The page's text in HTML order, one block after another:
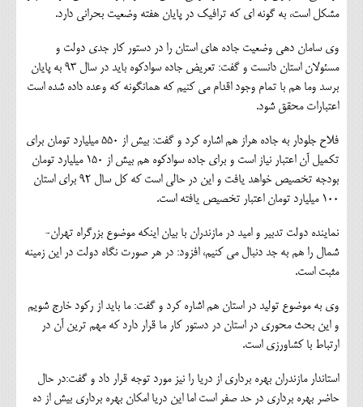
مشكل است، به گونه اي كه ترافيك در پايان هفته وضعيت بحراني دارد.
وي سامان دهي وضعيت جاده هاي استان را در دستور كار جدي دولت و
مسئولان استان دانست و گفت: تعریض جاده سوادكوه بايد در سال 93 به پايان
برسد وما هم با تمام وجود اقدام مي كنيم كه همانگونه كه وعده داده شده است
اعتبارات محقق شود.
فلاح جلودار به جاده هراز هم اشاره كرد و گفت: بيش از 550 ميليارد تومان براي
تكميل آن اعتبار نياز است و براي جاده سوادكوه هم بيش از 150 ميليارد تومان
بودجه تخصيص خواهد يافت و اين در حالي است كه كل سال 92 براي استان
100 ميليارد تومان اعتبار تخصيص يافته است.
نماينده دولت تدبير و اميد در مازندران با بيان اينكه موضوع بزرگراه تهران-
شمال را هم به جد دنبال مي كنيم، افزود: در هر صورت نگاه دولت در اين زمينه
مثبت است.
وي به موضوع توليد در استان هم اشاره كرد و گفت: ما بايد از ركود خارج شويم
و اين بحث محوري در استان در دستور كار ما قرار دارد كه مهم ترين آن در
ارتباط با كشاورزي است.
استاندار مازندران بهره برداري از دريا را نيز مورد توجه قرار داد و گفت:در حال
حاضر بهره برداري در حد صفر است اما اين دريا امكان بهره برداري بيش از ده